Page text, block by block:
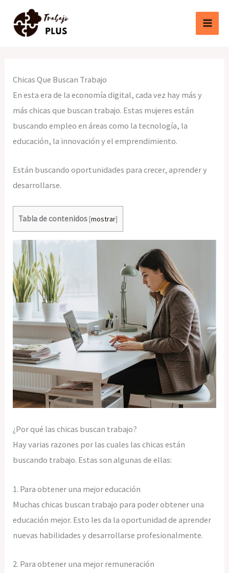
contenido
Chicas Que Buscan Trabajo
En esta era de la economía digital, cada vez hay más y
más chicas que buscan trabajo. Estas mujeres están
buscando empleo en áreas como la tecnología, la
educación, la innovación y el emprendimiento.
Están buscando oportunidades para crecer, aprender y
desarrollarse.
Tabla de contenidos [mostrar]
¿Por qué las chicas buscan trabajo?
Hay varias razones por las cuales las chicas están
buscando trabajo. Estas son algunas de ellas:
1. Para obtener una mejor educación
Muchas chicas buscan trabajo para poder obtener una
educación mejor. Esto les da la oportunidad de aprender
nuevas habilidades y desarrollarse profesionalmente.
2. Para obtener una mejor remuneración